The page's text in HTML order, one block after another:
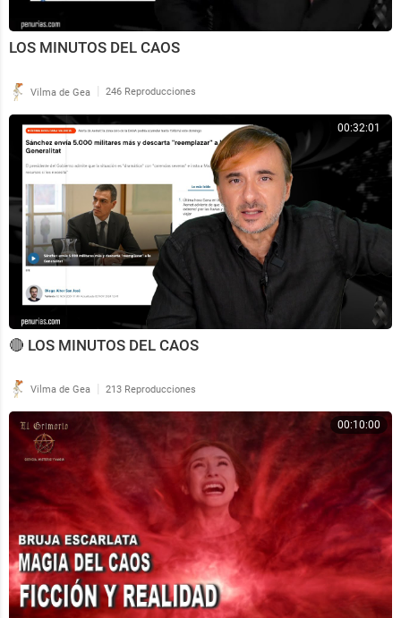
LOS MINUTOS DEL CAOS
Vilma de Gea | 246 Reproducciones
00:32:01
🔴 LOS MINUTOS DEL CAOS
Vilma de Gea | 213 Reproducciones
00:10:00